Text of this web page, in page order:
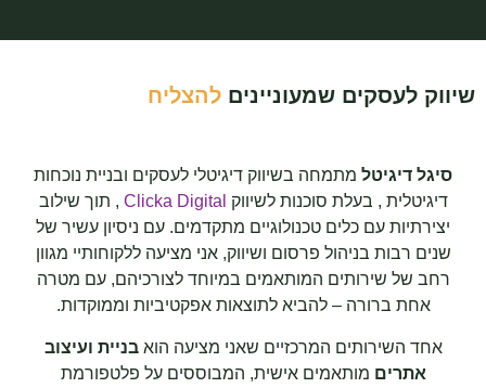
שיווק לעסקים שמעוניינים להצליח
סיגל דיגיטל מתמחה בשיווק דיגיטלי לעסקים ובניית נוכחות
דיגיטלית , בעלת סוכנות לשיווק Clicka Digital , תוך שילוב
יצירתיות עם כלים טכנולוגיים מתקדמים. עם ניסיון עשיר של
שנים רבות בניהול פרסום ושיווק, אני מציעה ללקוחותיי מגוון
רחב של שירותים המותאמים במיוחד לצורכיהם, עם מטרה
אחת ברורה – להביא לתוצאות אפקטיביות וממוקדות.
אחד השירותים המרכזיים שאני מציעה הואבניית ועיצוב
אתרים מותאמים אישית, המבוססים על פלטפורמת